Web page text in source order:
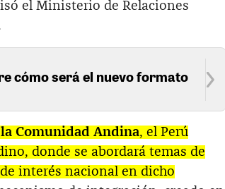
el Ministerio de Relaciones
cómo será el nuevo formato
Comunidad Andina, el Perú
donde se abordará temas de
interés nacional en dicho